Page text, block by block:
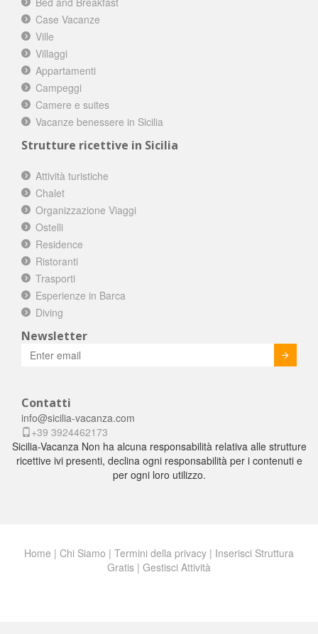
Case Vacanze
Ville
Villaggi
Appartamenti
Campeggi
Camere e suites
Vacanze benessere in Sicilia
Strutture ricettive in Sicilia
Attività turistiche
Chalet
Organizzazione Viaggi
Ostelli
Residence
Ristoranti
Trasporti
Esperienze in Barca
Diving
Newsletter
Contatti
info@sicilia-vacanza.com
+39 3924462173
Sicilia-Vacanza Non ha alcuna responsabilità relativa alle strutture
ricettive ivi presenti, declina ogni responsabilità per i contenuti e
per ogni loro utilizzo.
Home | Chi Siamo | Termini della privacy | Inserisci Struttura
Gratis | Gestisci Attività